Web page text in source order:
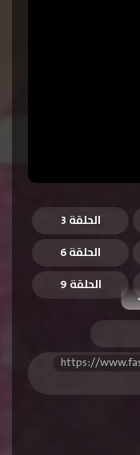
الحلقة 3
الحلقة 6
الحلقة 9
الحلقة 12
الحلقة 15
https://